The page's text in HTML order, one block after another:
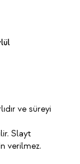
ve süreyi
Slayt
verilmez.